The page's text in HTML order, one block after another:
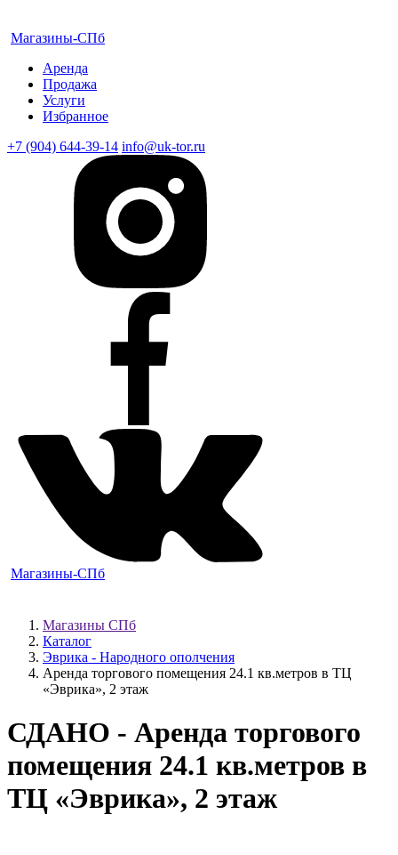
Магазины-СПб
Аренда
Продажа
Услуги
Избранное
+7 (904) 644-39-14 info@uk-tor.ru
Магазины-СПб
Магазины СПб
Каталог
Эврика - Народного ополчения
Аренда торгового помещения 24.1 кв.метров в ТЦ
«Эврика», 2 этаж
СДАНО - Аренда торгового
помещения 24.1 кв.метров в
ТЦ «Эврика», 2 этаж